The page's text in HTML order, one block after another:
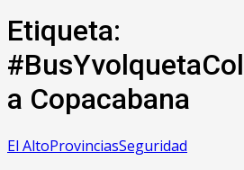
Etiqueta:
a Copacabana
El AltoProvinciasSeguridad